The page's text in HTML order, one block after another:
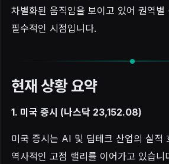
차별화된 움직임을 보이고 있어 권역별
필수적인 시점입니다.
현재 상황 요약
1. 미국 증시 (나스닥 23,152.08)
미국 증시는 AI 및 딥테크 산업의 실적
역사적인 고점 랠리를 이어가고 있습니